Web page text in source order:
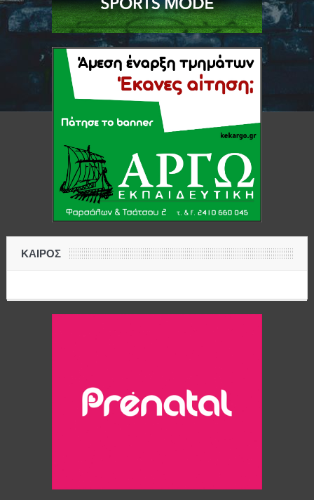
ΚΑΙΡΟΣ